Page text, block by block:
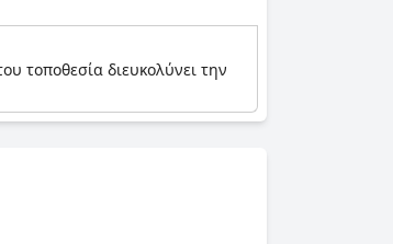
τοποθεσία διευκολύνει την